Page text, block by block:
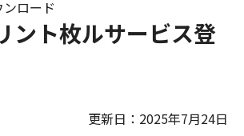
ント枚ルサービス登
ロード
更新日：2025年7月24日